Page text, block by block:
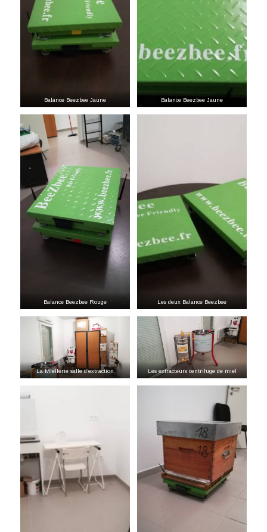
Balance Beezbee Jaune Balance Beezbee Jaune
Balance Beezbee Rouge Les deux Balance Beezbee
La Miellerie salle d’extraction Les extracteurs centrifuge de miel